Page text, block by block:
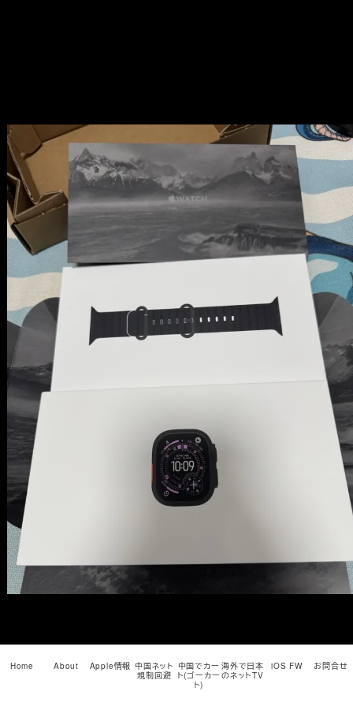
コ
ン
テ
ン
移
Home About Apple情報 中国ネット
規制回避
中国でカー
ト(ゴーカー
ト)
海外で日本
のネットTV
iOS FW お問合せ